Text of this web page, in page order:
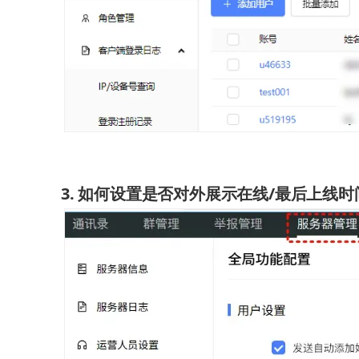
3. 如何设置是否对外展示在线/最后上线时